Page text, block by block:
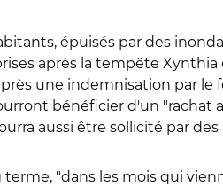
épuisés par des
après la tempête
une indemnisation par le
bénéficier d'un "rachat
aussi être sollicité par
terme, "dans les mois qui